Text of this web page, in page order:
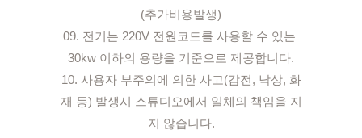
(추가비용발생)
09. 전기는 220V 전원코드를 사용할 수 있는
30kw 이하의 용량을 기준으로 제공합니다.
10. 사용자 부주의에 의한 사고(감전, 낙상, 화
재 등) 발생시 스튜디오에서 일체의 책임을 지
지 않습니다.